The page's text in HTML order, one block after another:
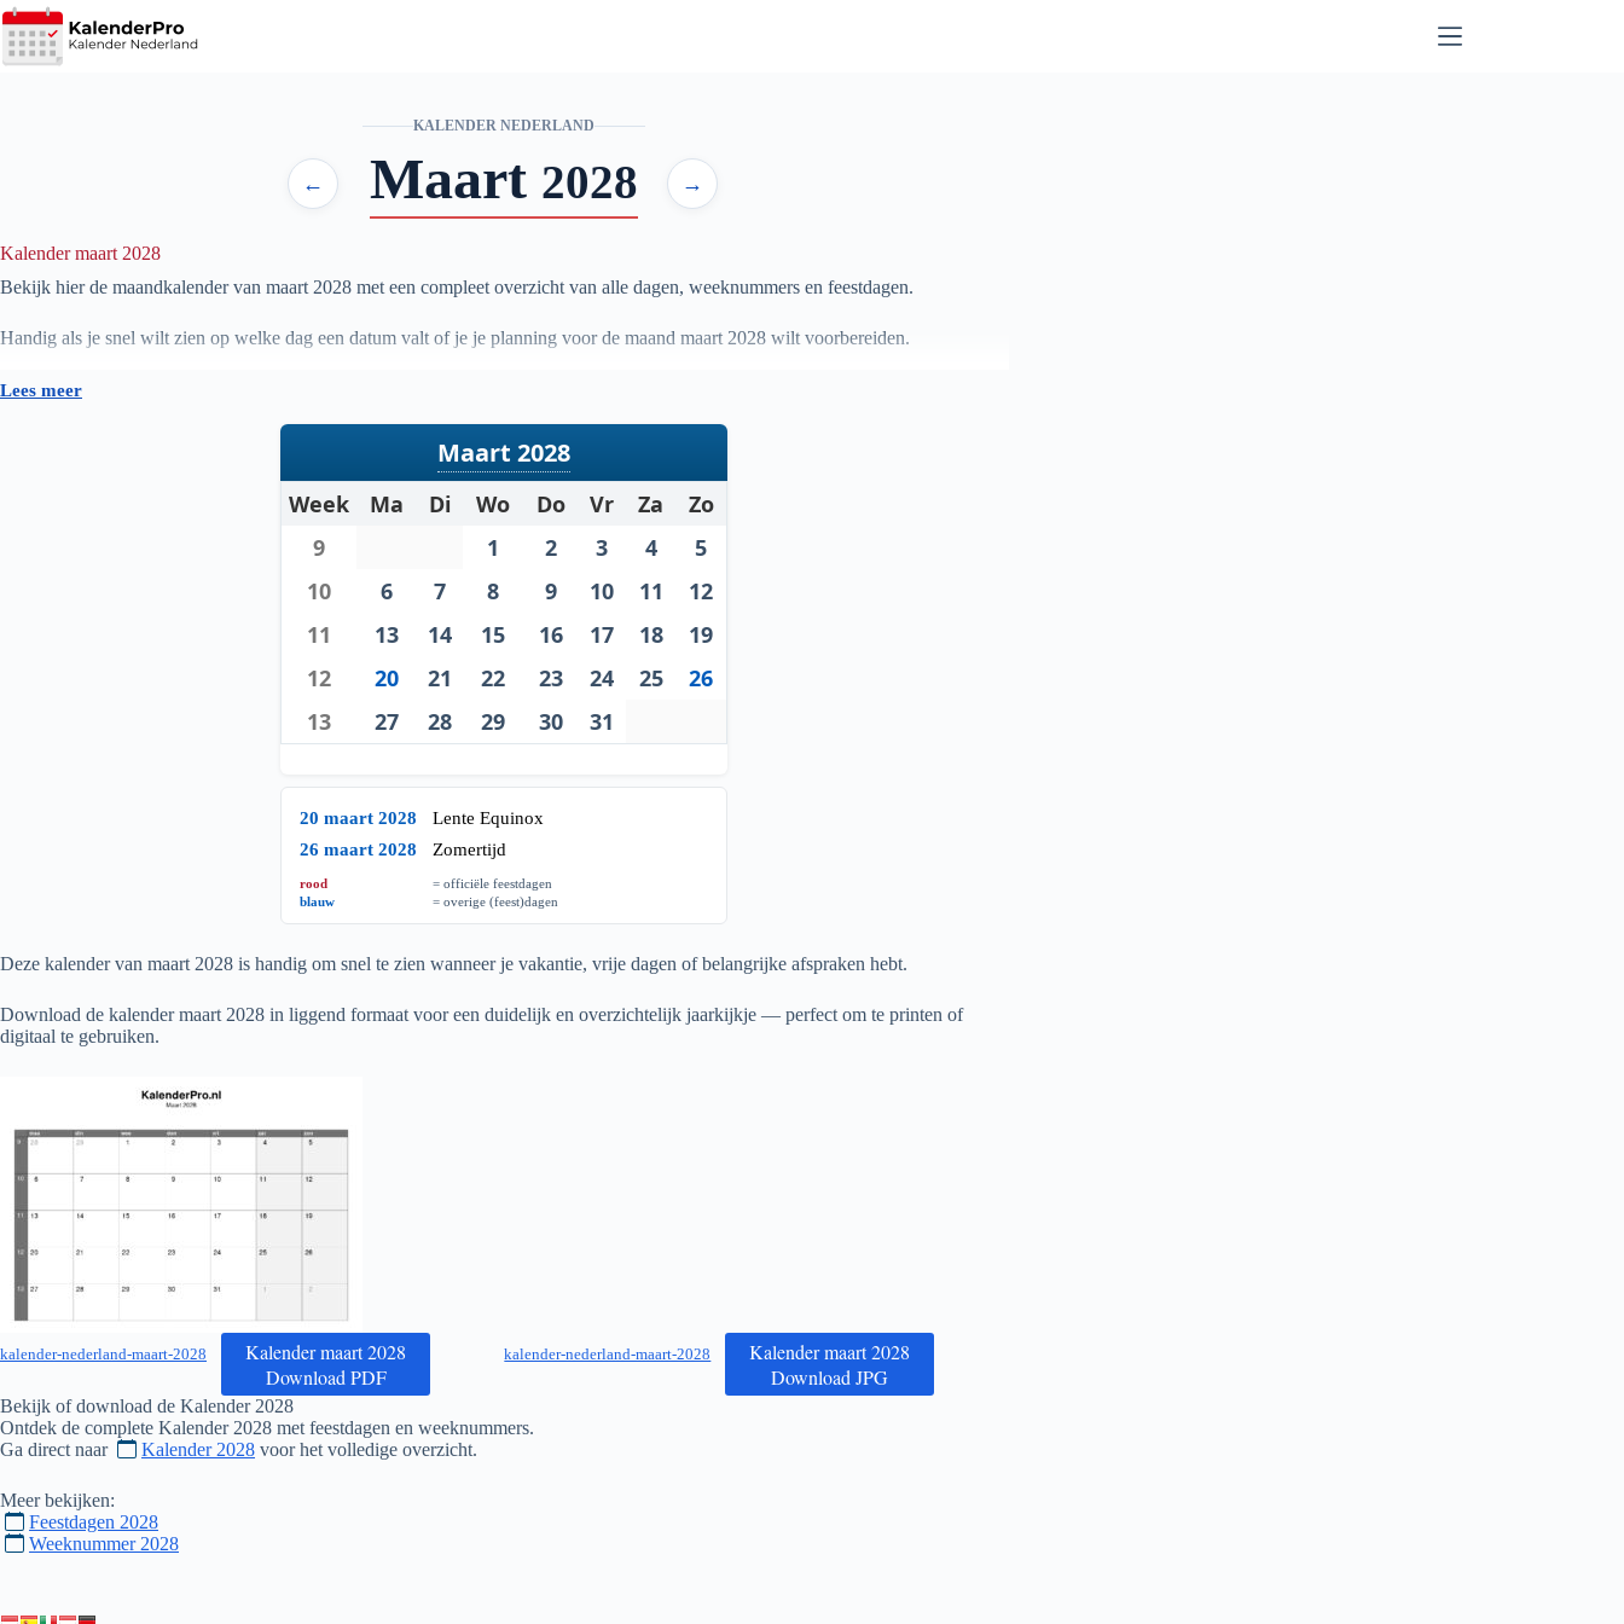
Ga
naar
de
KALENDER NEDERLAND
← Maart 2028 →
Kalender maart 2028
Bekijk hier de maandkalender van maart 2028 met een compleet overzicht van alle dagen, weeknummers en feestdagen.
Handig als je snel wilt zien op welke dag een datum valt of je je planning voor de maand maart 2028 wilt voorbereiden.
Lees meer
Maart 2028
Week Ma Di Wo Do Vr Za
Zo
9
1 2 3 4
5
10
6 7 8 9 10 11
12
11
13 14 15 16 17 18
19
12
20 21 22 23 24 25
26
13
27 28 29 30 31
20 maart 2028
Lente Equinox
26 maart 2028
Zomertijd
rood
= officiële feestdagen
blauw
= overige (feest)dagen
Deze kalender van maart 2028 is handig om snel te zien wanneer je vakantie, vrije dagen of belangrijke afspraken hebt.
Download de kalender maart 2028 in liggend formaat voor een duidelijk en overzichtelijk jaarkijkje — perfect om te printen of
digitaal te gebruiken.
kalender-nederland-maart-2028
Kalender maart 2028
Download PDF
kalender-nederland-maart-2028
Kalender maart 2028
Download JPG
Bekijk of download de Kalender 2028
Ontdek de complete Kalender 2028 met feestdagen en weeknummers.
Ga direct naar
Kalender 2028 voor het volledige overzicht.
Meer bekijken:
Feestdagen 2028
Weeknummer 2028